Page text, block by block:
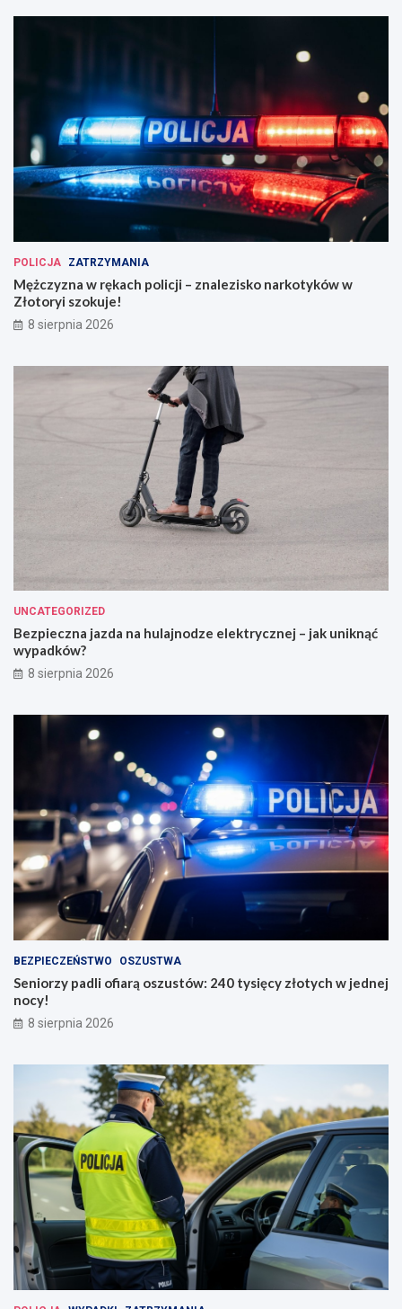
POLICJA ZATRZYMANIA
Mężczyzna w rękach policji – znalezisko narkotyków w
Złotoryi szokuje!
8 sierpnia 2026
UNCATEGORIZED
Bezpieczna jazda na hulajnodze elektrycznej – jak uniknąć
wypadków?
8 sierpnia 2026
BEZPIECZEŃSTWO OSZUSTWA
Seniorzy padli ofiarą oszustów: 240 tysięcy złotych w jednej
nocy!
8 sierpnia 2026